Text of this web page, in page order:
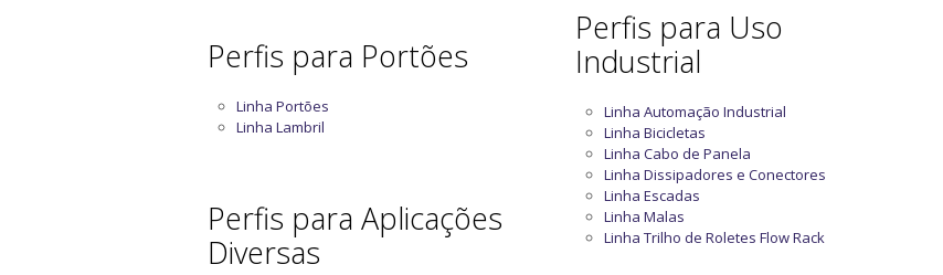
Perfis para Portões
Linha Portões
Linha Lambril
Perfis para Aplicações
Diversas
Perfis para Uso
Industrial
Linha Automação Industrial
Linha Bicicletas
Linha Cabo de Panela
Linha Dissipadores e Conectores
Linha Escadas
Linha Malas
Linha Trilho de Roletes Flow Rack